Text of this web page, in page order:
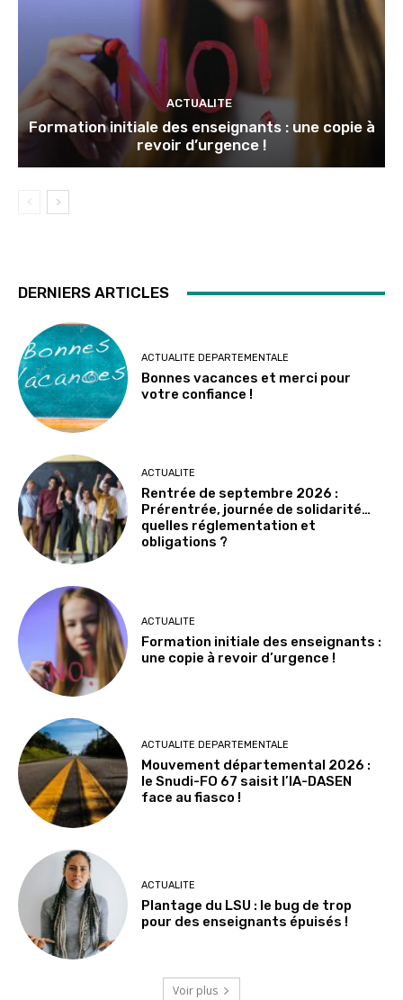
ACTUALITE
Formation initiale des enseignants : une copie à
revoir d’urgence !
DERNIERS ARTICLES
ACTUALITE DEPARTEMENTALE
Bonnes vacances et merci pour
votre confiance !
ACTUALITE
Rentrée de septembre 2026 :
Prérentrée, journée de solidarité…
quelles réglementation et
obligations ?
ACTUALITE
Formation initiale des enseignants :
une copie à revoir d’urgence !
ACTUALITE DEPARTEMENTALE
Mouvement départemental 2026 :
le Snudi-FO 67 saisit l’IA-DASEN
face au fiasco !
ACTUALITE
Plantage du LSU : le bug de trop
pour des enseignants épuisés !
Voir plus